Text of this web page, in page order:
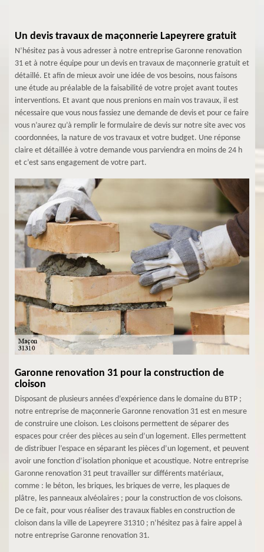
Un devis travaux de maçonnerie Lapeyrere gratuit
N’hésitez pas à vous adresser à notre entreprise Garonne renovation
31 et à notre équipe pour un devis en travaux de maçonnerie gratuit et
détaillé. Et afin de mieux avoir une idée de vos besoins, nous faisons
une étude au préalable de la faisabilité de votre projet avant toutes
interventions. Et avant que nous prenions en main vos travaux, il est
nécessaire que vous nous fassiez une demande de devis et pour ce faire
vous n’aurez qu’à remplir le formulaire de devis sur notre site avec vos
coordonnées, la nature de vos travaux et votre budget. Une réponse
claire et détaillée à votre demande vous parviendra en moins de 24 h
et c’est sans engagement de votre part.
Garonne renovation 31 pour la construction de
cloison
Disposant de plusieurs années d’expérience dans le domaine du BTP ;
notre entreprise de maçonnerie Garonne renovation 31 est en mesure
de construire une cloison. Les cloisons permettent de séparer des
espaces pour créer des pièces au sein d’un logement. Elles permettent
de distribuer l’espace en séparant les pièces d’un logement, et peuvent
avoir une fonction d’isolation phonique et acoustique. Notre entreprise
Garonne renovation 31 peut travailler sur différents matériaux,
comme : le béton, les briques, les briques de verre, les plaques de
plâtre, les panneaux alvéolaires ; pour la construction de vos cloisons.
De ce fait, pour vous réaliser des travaux fiables en construction de
cloison dans la ville de Lapeyrere 31310 ; n’hésitez pas à faire appel à
notre entreprise Garonne renovation 31.